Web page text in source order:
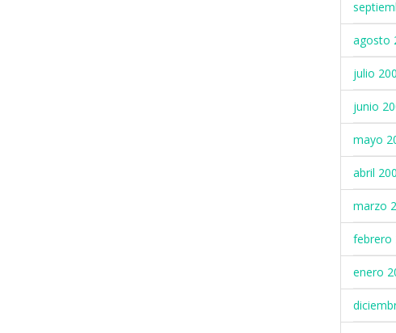
agosto
julio
junio
mayo
abril
marzo
febrero
enero